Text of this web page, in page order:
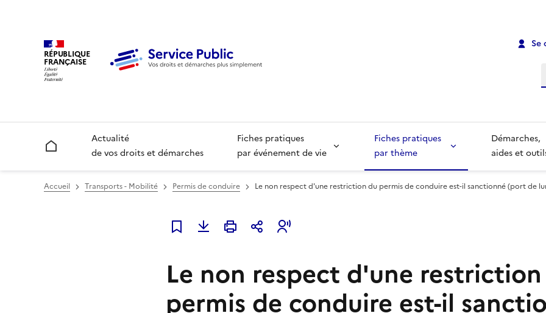
RÉPUBLIQUE
FRANÇAISE
Se
Accueil
Actualité
de vos droits et démarches
Fiches pratiques
par événement de vie
Fiches pratiques
par thème
Démarches,
aides et
Accueil Transports - Mobilité Permis de conduire Le non respect d'une restriction du permis de conduire est-il sanctionné (port de
Ajouter à mes favoris
Le non respect d'une
permis de conduire est-il